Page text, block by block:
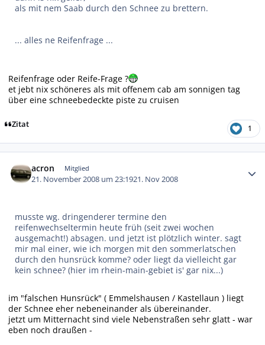
als mit nem Saab durch den Schnee zu brettern.
... alles ne Reifenfrage ...
Reifenfrage oder Reife-Frage ?
et jebt nix schöneres als mit offenem cab am sonnigen tag
über eine schneebedeckte piste zu cruisen
Zitat 1
acron Mitglied
21. November 2008 um 23:1921. Nov 2008
musste wg. dringenderer termine den
reifenwechseltermin heute früh (seit zwei wochen
ausgemacht!) absagen. und jetzt ist plötzlich winter. sagt
mir mal einer, wie ich morgen mit den sommerlatschen
durch den hunsrück komme? oder liegt da vielleicht gar
kein schnee? (hier im rhein-main-gebiet is' gar nix...)
im "falschen Hunsrück" ( Emmelshausen / Kastellaun ) liegt
der Schnee eher nebeneinander als übereinander.
jetzt um Mitternacht sind viele Nebenstraßen sehr glatt - war
eben noch draußen -